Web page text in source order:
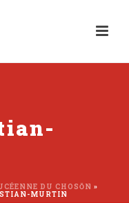
DU CHOSŎN »
MURTIN